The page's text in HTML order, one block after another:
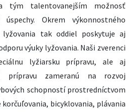
tým talentovanejším možnosť
Okrem výkonnostného
lyžovania tak oddiel poskytuje aj
výuky lyžovania. Naši zverenci
lyžiarsku prípravu, ale aj
prípravu zameranú na rozvoj
schopností prostredníctvom
bicyklovania, plávania